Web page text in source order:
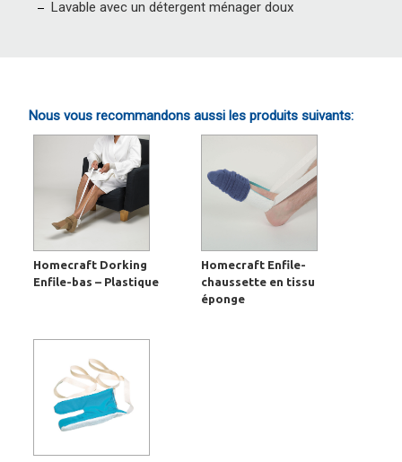
Lavable avec un détergent ménager doux
Nous vous recommandons aussi les produits suivants:
Homecraft Dorking
Enfile-bas – Plastique
Homecraft Enfile-
chaussette en tissu
éponge